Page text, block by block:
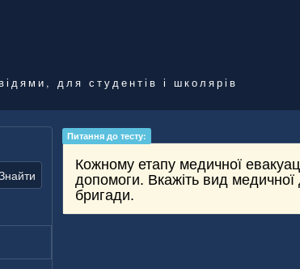
для студентів і школярів
Питання до тесту:
Кожному етапу медичної
допомоги. Вкажіть вид
бригади.